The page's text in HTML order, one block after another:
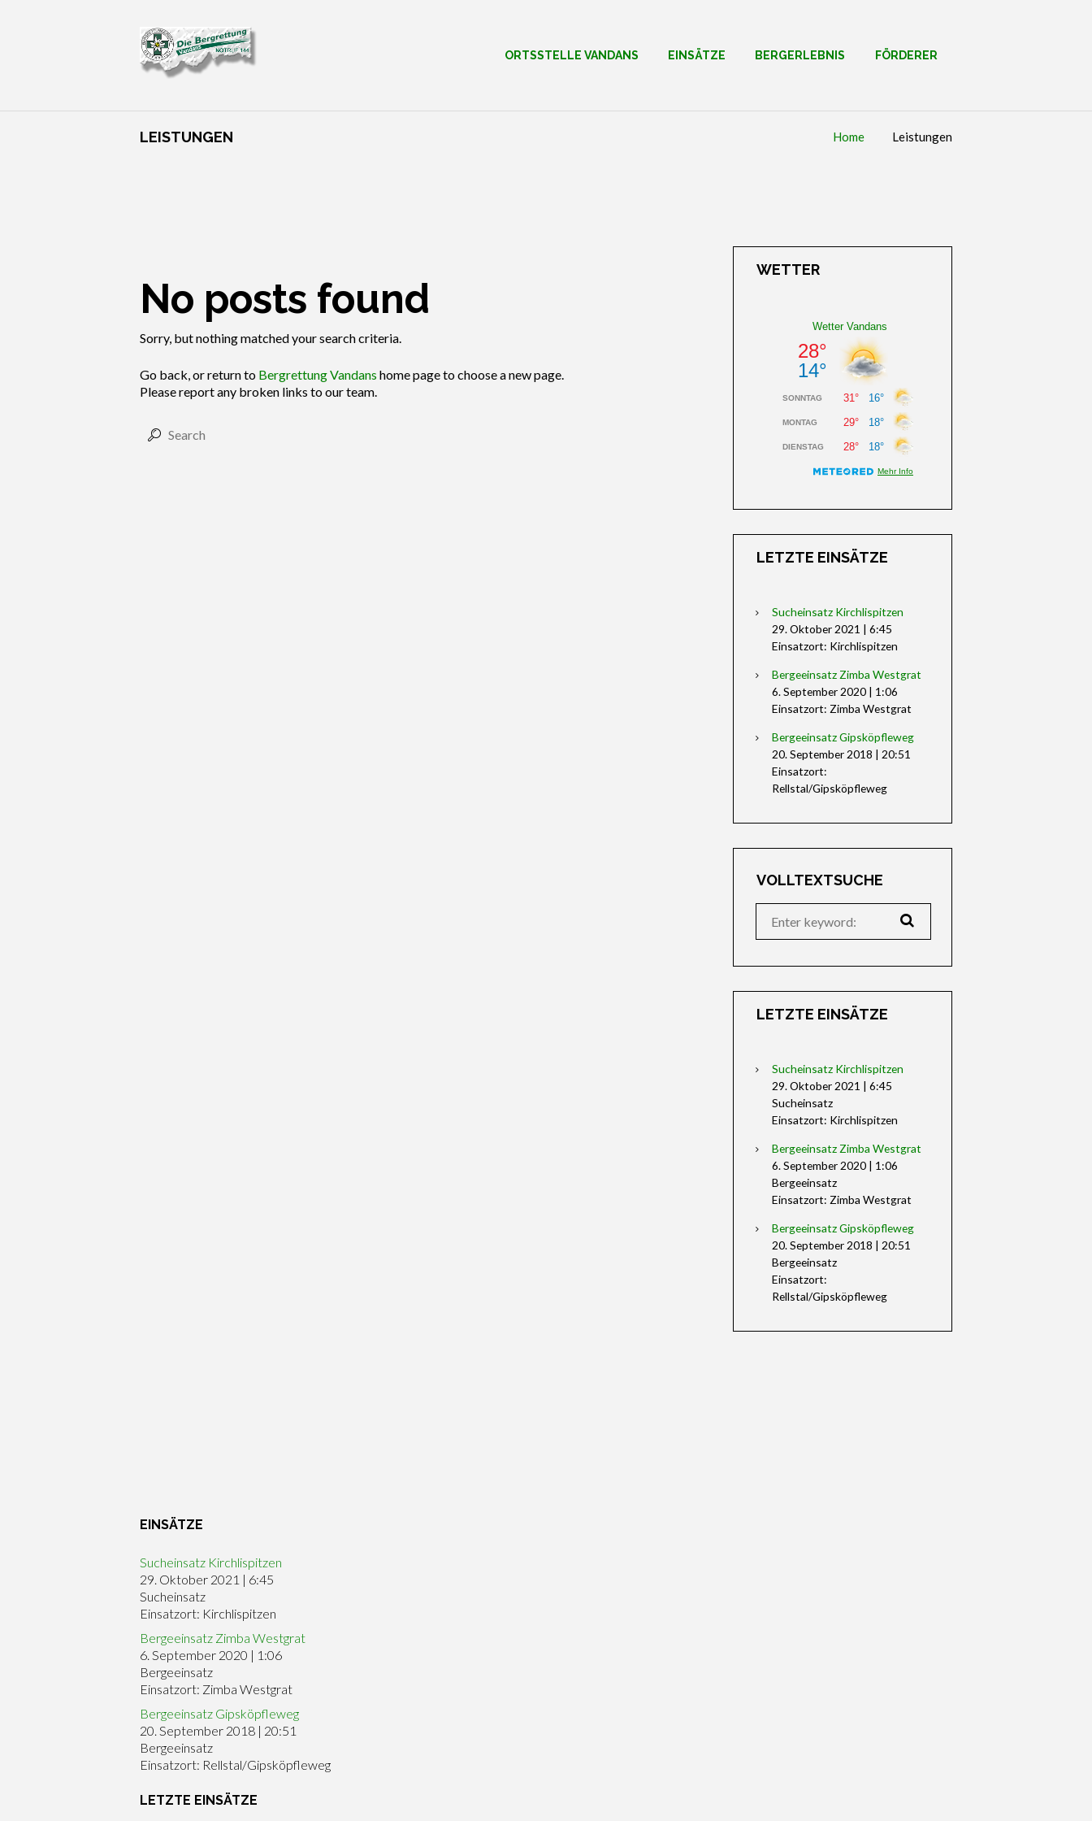
ORTSSTELLE VANDANS EINSÄTZE BERGERLEBNIS FÖRDERER
LEISTUNGEN Home Leistungen
No posts found
Sorry, but nothing matched your search criteria.
Go back, or return to Bergrettung Vandans home page to choose a new page.
Please report any broken links to our team.
WETTER
LETZTE EINSÄTZE
Sucheinsatz Kirchlispitzen
29. Oktober 2021 | 6:45
Einsatzort: Kirchlispitzen
Bergeeinsatz Zimba Westgrat
6. September 2020| 1:06
Einsatzort: Zimba Westgrat
Bergeeinsatz Gipsköpfleweg
20. September 2018 | 20:51
Einsatzort:
Rellstal/Gipsköpfleweg
VOLLTEXTSUCHE
LETZTE EINSÄTZE
Sucheinsatz Kirchlispitzen
29. Oktober 2021 | 6:45
Sucheinsatz
Einsatzort: Kirchlispitzen
Bergeeinsatz Zimba Westgrat
6. September 2020| 1:06
Bergeeinsatz
Einsatzort: Zimba Westgrat
Bergeeinsatz Gipsköpfleweg
20. September 2018 | 20:51
Bergeeinsatz
Einsatzort:
Rellstal/Gipsköpfleweg
EINSÄTZE
Sucheinsatz Kirchlispitzen
29. Oktober 2021 | 6:45
Sucheinsatz
Einsatzort: Kirchlispitzen
Bergeeinsatz Zimba Westgrat
6. September 2020 | 1:06
Bergeeinsatz
Einsatzort: Zimba Westgrat
Bergeeinsatz Gipsköpfleweg
20. September 2018 | 20:51
Bergeeinsatz
Einsatzort: Rellstal/Gipsköpfleweg
LETZTE EINSÄTZE